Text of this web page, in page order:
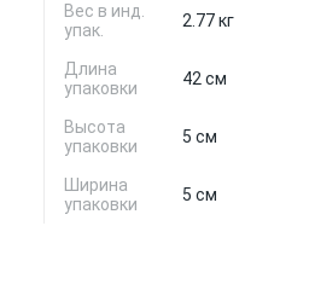
Вес в инд.
упак.
2.77 кг
Длина
упаковки
42 см
Высота
упаковки
5 см
Ширина
упаковки
5 см